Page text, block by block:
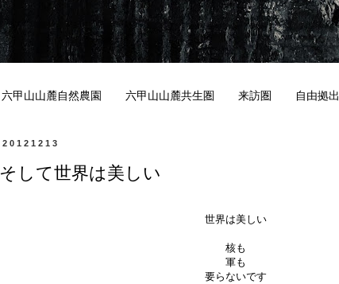
六甲山山麓自然農園 六甲山山麓共生圏 来訪圏 自由拠出
20121213
そして世界は美しい
世界は美しい
核も
軍も
要らないです